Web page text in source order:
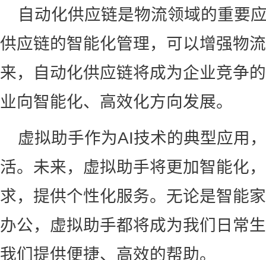
自动化供应链是物流领域的重要
供应链的智能化管理，可以增强物
来，自动化供应链将成为企业竞争
业向智能化、高效化方向发展。
虚拟助手作为AI技术的典型应用
活。未来，虚拟助手将更加智能化
求，提供个性化服务。无论是智能
办公，虚拟助手都将成为我们日常
我们提供便捷、高效的帮助。